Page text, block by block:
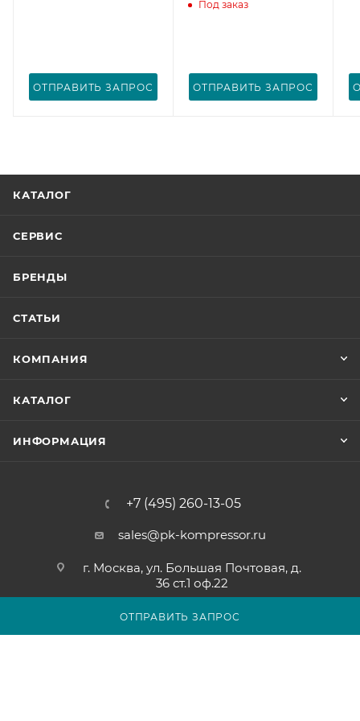
ОТПРАВИТЬ ЗАПРОС
ОТПРАВИТЬ ЗАПРОС
Под заказ
ОТПРАВИТЬ ЗАПРОС
КАТАЛОГ
СЕРВИС
БРЕНДЫ
СТАТЬИ
КОМПАНИЯ
КАТАЛОГ
ИНФОРМАЦИЯ
+7 (495) 260-13-05
sales@pk-kompressor.ru
г. Москва, ул. Большая Почтовая, д.
36 ст.1 оф.22